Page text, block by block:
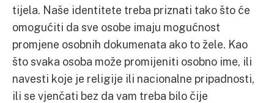
tijela. Naše identitete treba priznati tako što će
omogućiti da sve osobe imaju mogućnost
promjene osobnih dokumenata ako to žele. Kao
što svaka osoba može promijeniti osobno ime, ili
navesti koje je religije ili nacionalne pripadnosti,
ili se vjenčati bez da vam treba bilo čije